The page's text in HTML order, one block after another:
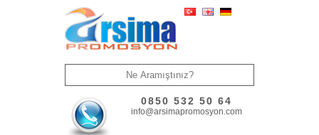
0850 532 50 64
info@arsimapromosyon.com